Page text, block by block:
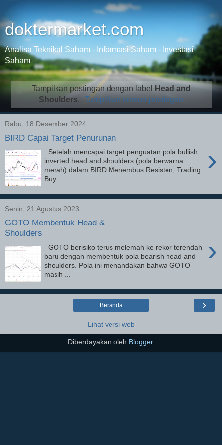
doktermarket.com
Analisa Teknikal Saham - Informasi Saham - Investasi
Saham
Tampilkan postingan dengan label
Head and
Shoulders. Tampilkan semua postingan
Rabu, 18 Desember 2024
BIRD Capai Target Penurunan
›
Setelah mencapai target penguatan pola bullish
inverted head and shoulders (pola berwarna
merah) dalam BIRD Menembus Resisten, Trading
Buy...
Senin, 21 Agustus 2023
GOTO Membentuk Head &
Shoulders
›
GOTO berisiko terus melemah ke rekor terendah
baru dengan membentuk pola bearish head and
shoulders. Pola ini menandakan bahwa GOTO
masih ...
›
Beranda
Lihat versi web
Diberdayakan oleh Blogger.